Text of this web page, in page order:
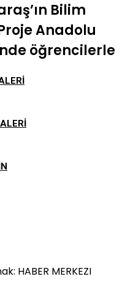
Bilim
Anadolu
öğrencilerle
HABER MERKEZI